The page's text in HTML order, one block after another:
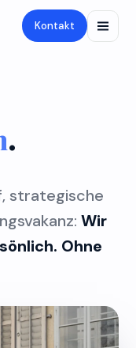
Kontakt
.
strategische
Wir
Ohne